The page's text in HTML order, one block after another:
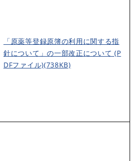
「原薬等登録原簿の利用に関する指
針について」の一部改正について (P
DFファイル)(738KB)